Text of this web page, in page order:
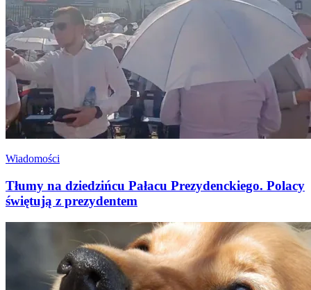
Wiadomości
Tłumy na dziedzińcu Pałacu Prezydenckiego. Polacy
świętują z prezydentem